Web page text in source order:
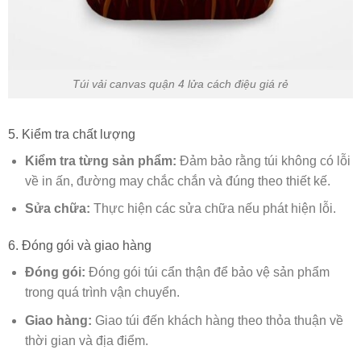
Túi vải canvas quận 4 lửa cách điệu giá rẻ
5. Kiểm tra chất lượng
Kiểm tra từng sản phẩm: Đảm bảo rằng túi không có lỗi
về in ấn, đường may chắc chắn và đúng theo thiết kế.
Sửa chữa: Thực hiện các sửa chữa nếu phát hiện lỗi.
6. Đóng gói và giao hàng
Đóng gói: Đóng gói túi cẩn thận để bảo vệ sản phẩm
trong quá trình vận chuyển.
Giao hàng: Giao túi đến khách hàng theo thỏa thuận về
thời gian và địa điểm.